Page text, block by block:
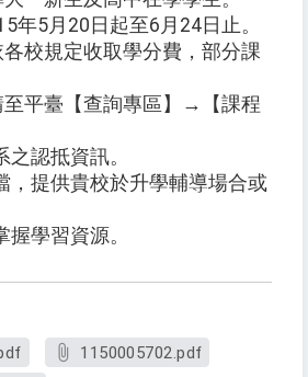
年5月20日起至6月24日止。
校規定收取學分費，部分課
至平臺【查詢專區】→【課程
認抵資訊。
，提供貴校於升學輔導場合或
學習資源。
1150005702.pdf